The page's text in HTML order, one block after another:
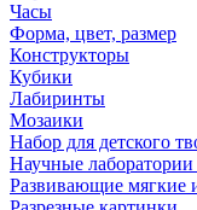
Часы
Форма, цвет, размер
Конструкторы
Кубики
Лабиринты
Мозаики
Набор для детского
Научные
Развивающие мягкие